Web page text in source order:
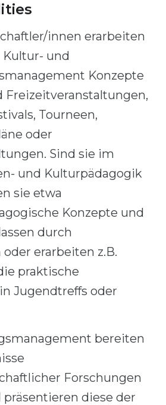
successfully enroll in
innen erarbeiten
Kultur- und
Konzepte
Freizeitveranstaltungen,
Tourneen,
oder
Sind sie im
und Kulturpädagogik
sie etwa
Konzepte und
durch
erarbeiten z.B.
praktische
Jugendtreffs oder
bereiten
Forschungen
präsentieren diese der